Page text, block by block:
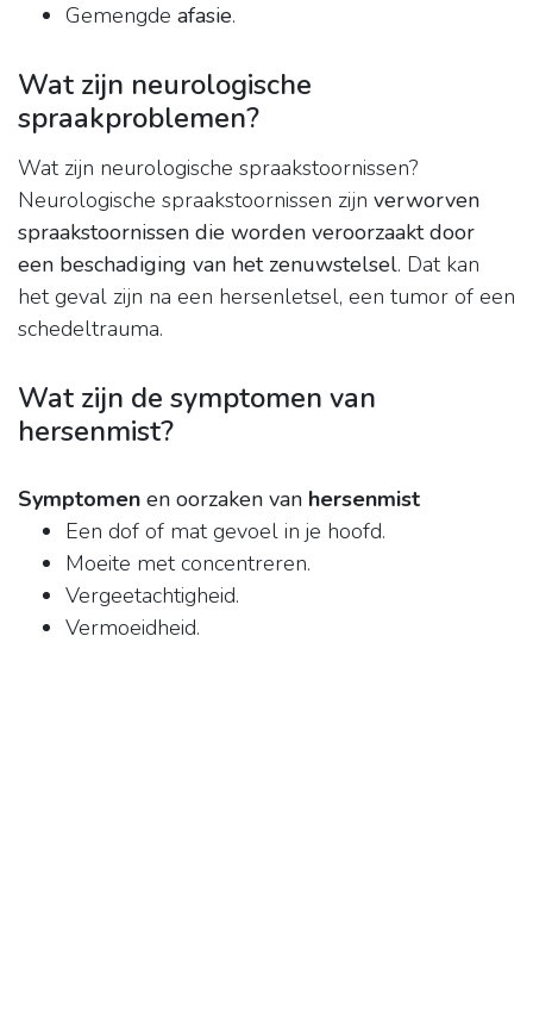
Gemengde afasie.
Wat zijn neurologische
spraakproblemen?
Wat zijn neurologische spraakstoornissen?
Neurologische spraakstoornissen zijn verworven
spraakstoornissen die worden veroorzaakt door
een beschadiging van het zenuwstelsel. Dat kan
het geval zijn na een hersenletsel, een tumor of een
schedeltrauma.
Wat zijn de symptomen van
hersenmist?
Symptomen en oorzaken van hersenmist
Een dof of mat gevoel in je hoofd.
Moeite met concentreren.
Vergeetachtigheid.
Vermoeidheid.